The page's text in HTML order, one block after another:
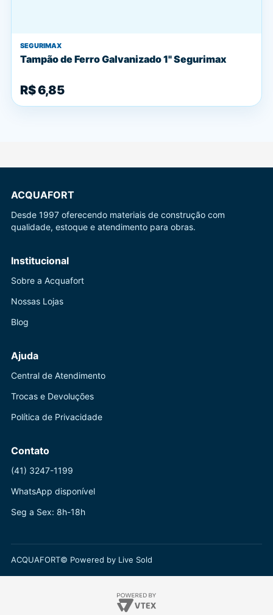
SEGURIMAX
Tampão de Ferro Galvanizado 1" Segurimax
R$ 6,85
ACQUAFORT
Desde 1997 oferecendo materiais de construção com
qualidade, estoque e atendimento para obras.
Institucional
Sobre a Acquafort
Nossas Lojas
Blog
Ajuda
Central de Atendimento
Trocas e Devoluções
Política de Privacidade
Contato
(41) 3247-1199
WhatsApp disponível
Seg a Sex: 8h-18h
ACQUAFORT© Powered by Live Sold